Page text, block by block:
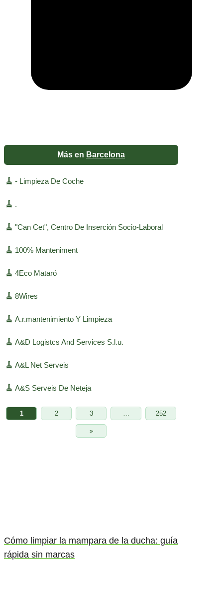
Más en Barcelona
🧹 - Limpieza De Coche
🧹 .
🧹 "Can Cet", Centro De Inserción Socio-Laboral
🧹 100% Manteniment
🧹 4Eco Mataró
🧹 8Wires
🧹 A.r.mantenimiento Y Limpieza
🧹 A&D Logistcs And Services S.l.u.
🧹 A&L Net Serveis
🧹 A&S Serveis De Neteja
1 2 3 … 252
»
Cómo limpiar la mampara de la ducha: guía
rápida sin marcas